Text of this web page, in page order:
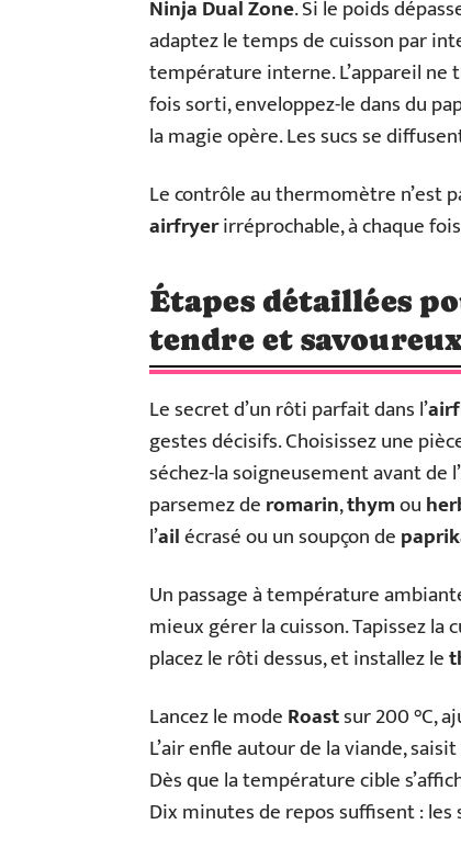
Ninja Dual Zone. Si le poids
adaptez le temps de cuisson par
température interne. L’appareil ne
fois sorti, enveloppez-le dans du
la magie opère. Les sucs se
Le contrôle au thermomètre n’est
airfryerirréprochable, à chaque
Étapes détaillées
tendre et
Le secret d’un rôti parfait dans l’
gestes décisifs. Choisissez une
séchez-la soigneusement avant de
parsemez deromarin,thymou
l’ailécrasé ou un soupçon de
Un passage à température
mieux gérer la cuisson. Tapissez la
placez le rôti dessus, et installez le
Lancez le modeRoastsur 200 °C,
L’air enfle autour de la viande,
Dès que la température cible
Dix minutes de repos suffisent :